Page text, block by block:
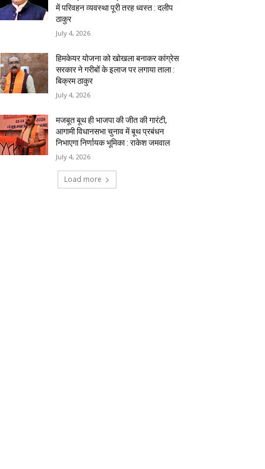
में परिवहन व्यवस्था पूरी तरह ध्वस्त : दलीप
ठाकुर
July 4, 2026
हिमकेयर योजना को खोखला बनाकर कांग्रेस
सरकार ने गरीबों के इलाज पर लगाया ताला :
बिक्रम ठाकुर
July 4, 2026
मजबूत बूथ ही भाजपा की जीत की गारंटी,
आगामी विधानसभा चुनाव में बूथ प्रबंधन
निभाएगा निर्णायक भूमिका : राकेश जमवाल
July 4, 2026
Load more